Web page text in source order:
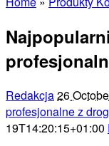
Redakcja26
profesjonalne z
19T14:20:15+01:00